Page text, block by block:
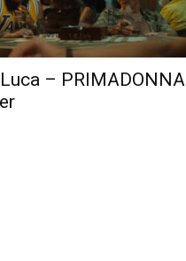
– PRIMADONNA